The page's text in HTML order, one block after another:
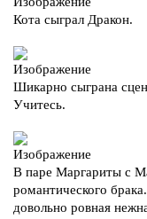
Кота сыграл Дракон.
Шикарно сыграна
Учитесь.
В паре Маргариты с
романтического
довольно ровная